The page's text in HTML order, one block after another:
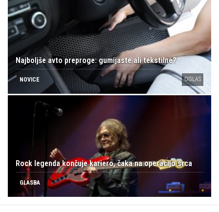
Najboljše avto preproge: gumijaste ali tekstilne?
NOVICE OGLAS
Rock legenda končuje kariero, čaka na operacijo srca
GLASBA